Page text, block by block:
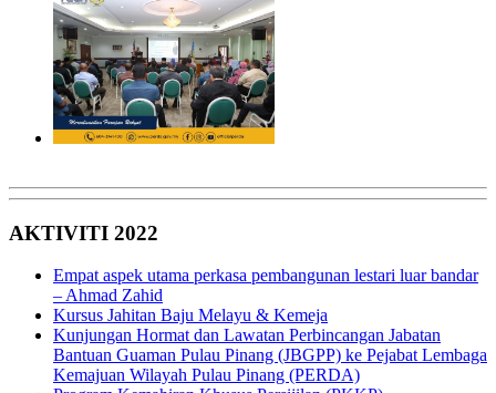
AKTIVITI 2022
Empat aspek utama perkasa pembangunan lestari luar bandar
– Ahmad Zahid
Kursus Jahitan Baju Melayu & Kemeja
Kunjungan Hormat dan Lawatan Perbincangan Jabatan
Bantuan Guaman Pulau Pinang (JBGPP) ke Pejabat Lembaga
Kemajuan Wilayah Pulau Pinang (PERDA)